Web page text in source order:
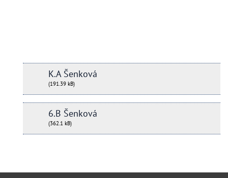
K.A Šenková
(191.39 kB)
6.B Šenková
(362.1 kB)